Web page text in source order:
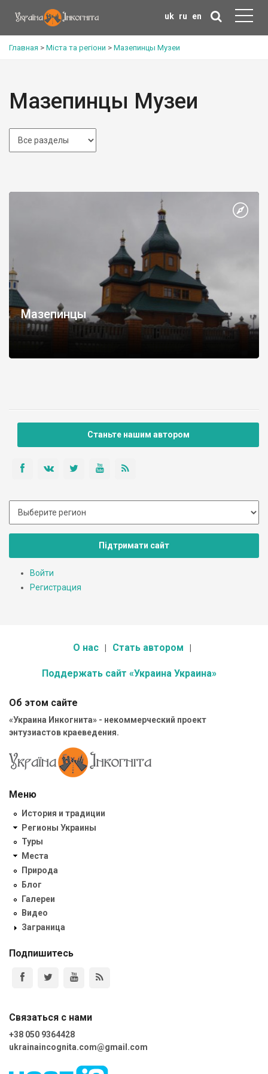
uk ru en
Главная > Міста та регіони > Мазепинцы Музеи
Мазепинцы Музеи
Мазепинцы
Станьте нашим автором
Підтримати сайт
Войти
Регистрация
О нас Стать автором
Поддержать сайт «Украина Украина»
Об этом сайте
«Украина Инкогнита» - некоммерческий проект
энтузиастов краеведения.
Меню
История и традиции
Регионы Украины
Туры
Места
Природа
Блог
Галереи
Видео
Заграница
Подпишитесь
Связаться с нами
+38 050 9364428
ukrainaincognita.com@gmail.com